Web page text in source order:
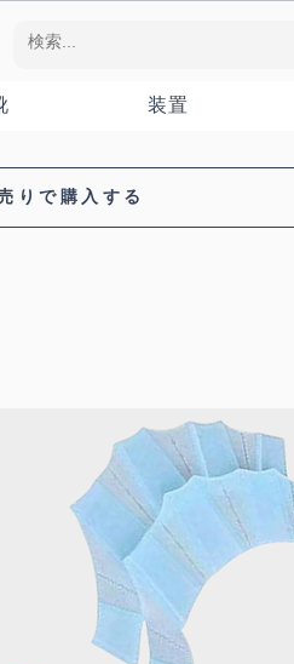
装置
りで購入する